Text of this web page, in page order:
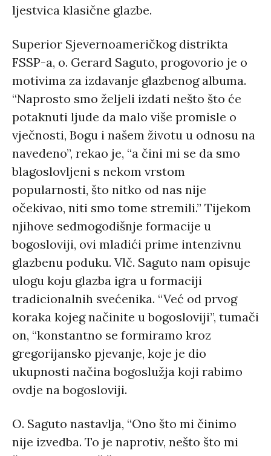
ljestvica klasične glazbe.
Superior Sjevernoameričkog distrikta
FSSP-a, o. Gerard Saguto, progovorio je o
motivima za izdavanje glazbenog albuma.
“Naprosto smo željeli izdati nešto što će
potaknuti ljude da malo više promisle o
vječnosti, Bogu i našem životu u odnosu na
navedeno”, rekao je, “a čini mi se da smo
blagoslovljeni s nekom vrstom
popularnosti, što nitko od nas nije
očekivao, niti smo tome stremili.” Tijekom
njihove sedmogodišnje formacije u
bogosloviji, ovi mladići prime intenzivnu
glazbenu poduku. Vlč. Saguto nam opisuje
ulogu koju glazba igra u formaciji
tradicionalnih svećenika. “Već od prvog
koraka kojeg načinite u bogosloviji”, tumači
on, “konstantno se formiramo kroz
gregorijansko pjevanje, koje je dio
ukupnosti načina bogoslužja koji rabimo
ovdje na bogosloviji.
O. Saguto nastavlja, “Ono što mi činimo
nije izvedba. To je naprotiv, nešto što mi